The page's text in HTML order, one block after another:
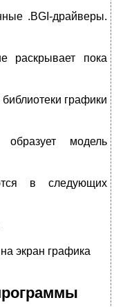
.BGI-драйверы.
раскрывает пока
графики
модель
в следующих
экран графика